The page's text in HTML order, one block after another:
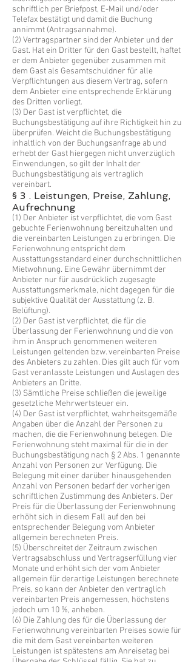
schriftlich per Briefpost, E-Mail und/oder
Telefax bestätigt und damit die Buchung
annimmt (Antragsannahme).
(2) Vertragspartner sind der Anbieter und der
Gast. Hat ein Dritter für den Gast bestellt, haftet
er dem Anbieter gegenüber zusammen mit
dem Gast als Gesamtschuldner für alle
Verpflichtungen aus diesem Vertrag, sofern
dem Anbieter eine entsprechende Erklärung
des Dritten vorliegt.
(3) Der Gast ist verpflichtet, die
Buchungsbestätigung auf ihre Richtigkeit hin zu
überprüfen. Weicht die Buchungsbestätigung
inhaltlich von der Buchungsanfrage ab und
erhebt der Gast hiergegen nicht unverzüglich
Einwendungen, so gilt der Inhalt der
Buchungsbestätigung als vertraglich
vereinbart.
§ 3 . Leistungen, Preise, Zahlung,
Aufrechnung
(1) Der Anbieter ist verpflichtet, die vom Gast
gebuchte Ferienwohnung bereitzuhalten und
die vereinbarten Leistungen zu erbringen. Die
Ferienwohnung entspricht dem
Ausstattungsstandard einer durchschnittlichen
Mietwohnung. Eine Gewähr übernimmt der
Anbieter nur für ausdrücklich zugesagte
Ausstattungsmerkmale, nicht dagegen für die
subjektive Qualität der Ausstattung (z. B.
Belüftung).
(2) Der Gast ist verpflichtet, die für die
Überlassung der Ferienwohnung und die von
ihm in Anspruch genommenen weiteren
Leistungen geltenden bzw. vereinbarten Preise
des Anbieters zu zahlen. Dies gilt auch für vom
Gast veranlasste Leistungen und Auslagen des
Anbieters an Dritte.
(3) Sämtliche Preise schließen die jeweilige
gesetzliche Mehrwertsteuer ein.
(4) Der Gast ist verpflichtet, wahrheitsgemäße
Angaben über die Anzahl der Personen zu
machen, die die Ferienwohnung belegen. Die
Ferienwohnung steht maximal für die in der
Buchungsbestätigung nach § 2 Abs. 1 genannte
Anzahl von Personen zur Verfügung. Die
Belegung mit einer darüber hinausgehenden
Anzahl von Personen bedarf der vorherigen
schriftlichen Zustimmung des Anbieters. Der
Preis für die Überlassung der Ferienwohnung
erhöht sich in diesem Fall auf den bei
entsprechender Belegung vom Anbieter
allgemein berechneten Preis.
(5) Überschreitet der Zeitraum zwischen
Vertragsabschluss und Vertragserfüllung vier
Monate und erhöht sich der vom Anbieter
allgemein für derartige Leistungen berechnete
Preis, so kann der Anbieter den vertraglich
vereinbarten Preis angemessen, höchstens
jedoch um 10 %, anheben.
(6) Die Zahlung des für die Überlassung der
Ferienwohnung vereinbarten Preises sowie für
die mit dem Gast vereinbarten weiteren
Leistungen ist spätestens am Anreisetag bei